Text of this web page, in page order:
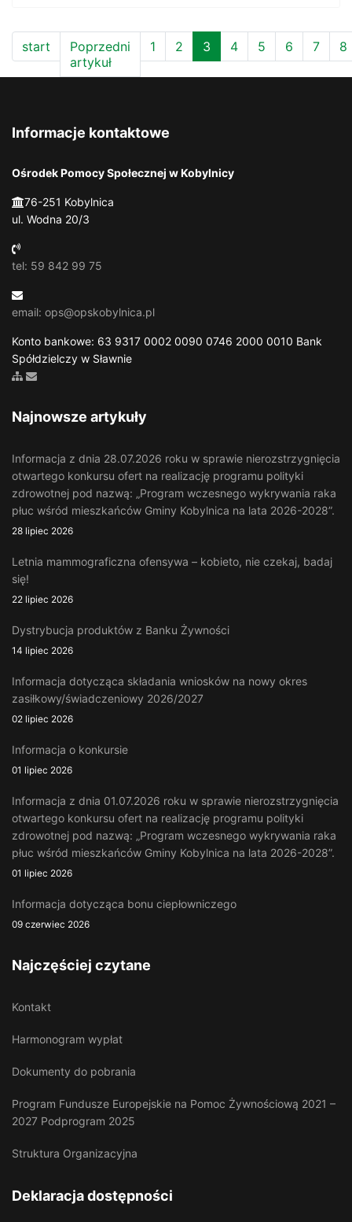
start
Poprzedni
artykuł
1 2 3 4 5 6 7 8
Informacje kontaktowe
Ośrodek Pomocy Społecznej w Kobylnicy
76-251 Kobylnica
ul. Wodna 20/3
tel: 59 842 99 75
email: ops@opskobylnica.pl
Konto bankowe: 63 9317 0002 0090 0746 2000 0010 Bank
Spółdzielczy w Sławnie
Zobacz mapę strony
Wyślij email
Najnowsze artykuły
Informacja z dnia 28.07.2026 roku w sprawie nierozstrzygnięcia
otwartego konkursu ofert na realizację programu polityki
zdrowotnej pod nazwą: „Program wczesnego wykrywania raka
płuc wśród mieszkańców Gminy Kobylnica na lata 2026-2028”.
28 lipiec 2026
Letnia mammograficzna ofensywa – kobieto, nie czekaj, badaj
się!
22 lipiec 2026
Dystrybucja produktów z Banku Żywności
14 lipiec 2026
Informacja dotycząca składania wniosków na nowy okres
zasiłkowy/świadczeniowy 2026/2027
02 lipiec 2026
Informacja o konkursie
01 lipiec 2026
Informacja z dnia 01.07.2026 roku w sprawie nierozstrzygnięcia
otwartego konkursu ofert na realizację programu polityki
zdrowotnej pod nazwą: „Program wczesnego wykrywania raka
płuc wśród mieszkańców Gminy Kobylnica na lata 2026-2028”.
01 lipiec 2026
Informacja dotycząca bonu ciepłowniczego
09 czerwiec 2026
Najczęściej czytane
Kontakt
Harmonogram wypłat
Dokumenty do pobrania
Program Fundusze Europejskie na Pomoc Żywnościową 2021 –
2027 Podprogram 2025
Struktura Organizacyjna
Deklaracja dostępności